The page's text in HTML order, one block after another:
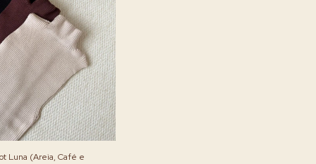
Luna (Areia, Café e